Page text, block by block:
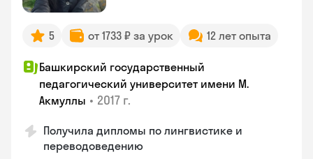
5 от 1733 ₽ за урок 12 лет опыта
Башкирский государственный
педагогический университет имени М.
Акмуллы • 2017 г.
Получила дипломы по лингвистике и
переводоведению